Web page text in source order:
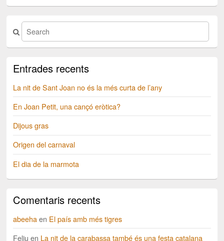
Entrades recents
La nit de Sant Joan no és la més curta de l’any
En Joan Petit, una cançó eròtica?
Dijous gras
Origen del carnaval
El dia de la marmota
Comentaris recents
abeehaen El país amb més tigres
Feliu en La nit de la carabassa també és una festa catalana